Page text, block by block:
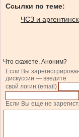
Ссылки по теме:
ЧСЗ и
Что скажете, Аноним?
Если Вы
дискуссии — введите
свой логин (email)
Если Вы еще не